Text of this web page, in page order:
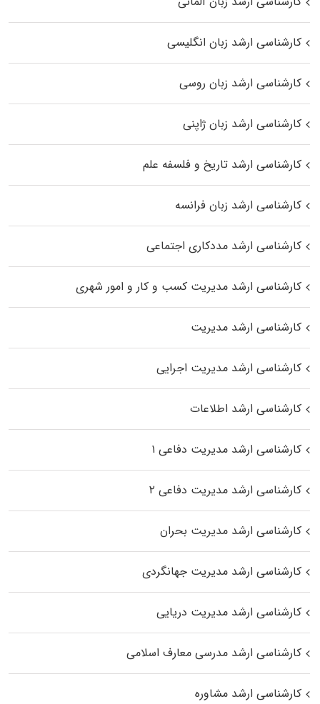
کارشناسی ارشد زبان انگلیسی
کارشناسی ارشد زبان روسی
کارشناسی ارشد زبان ژاپنی
کارشناسی ارشد تاریخ و فلسفه علم
کارشناسی ارشد زبان فرانسه
کارشناسی ارشد مددکاری اجتماعی
کارشناسی ارشد مدیریت کسب و کار و امور شهری
کارشناسی ارشد مدیریت
کارشناسی ارشد مدیریت اجرایی
کارشناسی ارشد اطلاعات
کارشناسی ارشد مدیریت دفاعی ۱
کارشناسی ارشد مدیریت دفاعی ۲
کارشناسی ارشد مدیریت بحران
کارشناسی ارشد مدیریت جهانگردی
کارشناسی ارشد مدیریت دریایی
کارشناسی ارشد مدرسی معارف اسلامی
کارشناسی ارشد مشاوره